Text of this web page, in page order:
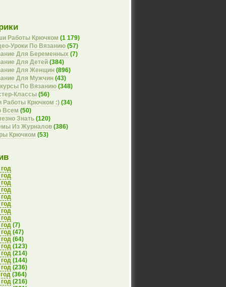
Работы Крючком (1 179)
Уроки По Вязанию (57)
Для Беременных (7)
Для Детей (384)
Для Женщин (896)
Для Мужчин (43)
По Вязанию (348)
Классы (56)
Работы Крючком :) (34)
Всем (50)
Знать (120)
Из Журналов (386)
Крючком (53)
(7)
(47)
(64)
(123)
(214)
(144)
(236)
(364)
(216)